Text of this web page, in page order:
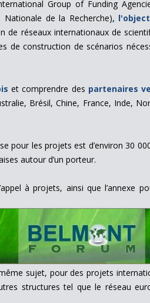
Group of Funding
de la Recherche),
de réseaux internationaux de
de construction de scénarios
et comprendre des partenaires
Brésil, Chine, France, Inde,
pour les projets est d’environ 30
autour d’un porteur.
à projets, ainsi que l’annexe
sujet, pour des projets
structures tel que le réseau